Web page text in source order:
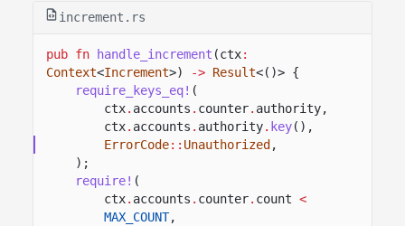
increment.rs
pub fn handle_increment (ctx:
Context<Increment>) -> Result<()> {
require_keys_eq! (
ctx. accounts . counter. authority,
ctx. accounts . authority. key(),
ErrorCode:: Unauthorized ,
);
require! (
ctx. accounts . counter. count <
MAX_COUNT,